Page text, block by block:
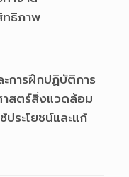
ทธิภาพ
การฝึกปฏิบัติการ
าสตร์สิ่งแวดล้อม
ประโยชน์และแก้